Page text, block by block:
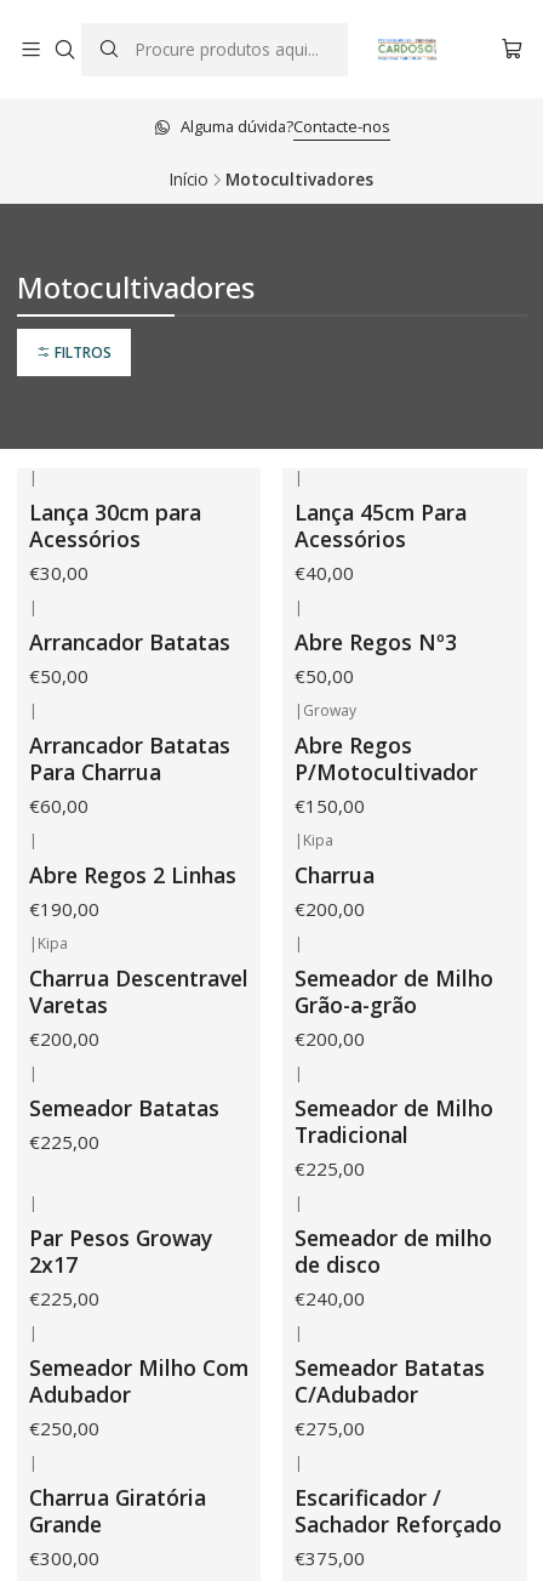
Alguma dúvida?Contacte-nos
Início Motocultivadores
Motocultivadores
FILTROS
|
Lança 30cm para
Acessórios
€30,00
|
Lança 45cm Para
Acessórios
€40,00
|
Arrancador Batatas
€50,00
|
Abre Regos Nº3
€50,00
|
Arrancador Batatas
Para Charrua
€60,00
| Groway
Abre Regos
P/Motocultivador
€150,00
|
Abre Regos 2 Linhas
€190,00
| Kipa
Charrua
€200,00
| Kipa
Charrua Descentravel
Varetas
€200,00
|
Semeador de Milho
Grão-a-grão
€200,00
|
Semeador Batatas
€225,00
|
Semeador de Milho
Tradicional
€225,00
|
Par Pesos Groway
2x17
€225,00
|
Semeador de milho
de disco
€240,00
|
Semeador Milho Com
Adubador
€250,00
|
Semeador Batatas
C/Adubador
€275,00
|
Charrua Giratória
Grande
€300,00
|
Escarificador /
Sachador Reforçado
€375,00